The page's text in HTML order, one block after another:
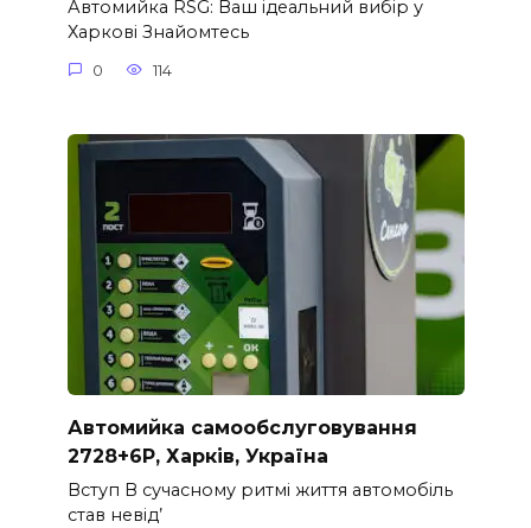
Автомийка RSG: Ваш ідеальний вибір у
Харкові Знайомтесь
0 114
Автомийка самообслуговування
2728+6P, Харків, Україна
Вступ В сучасному ритмі життя автомобіль
став невід’